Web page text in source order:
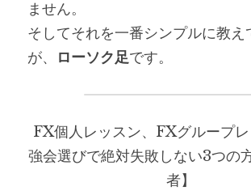
ません。
そしてそれを一番シンプルに教え
が、
ローソク足です。
FX個人レッスン、FXグループ
強会選びで絶対失敗しない3つの
者】